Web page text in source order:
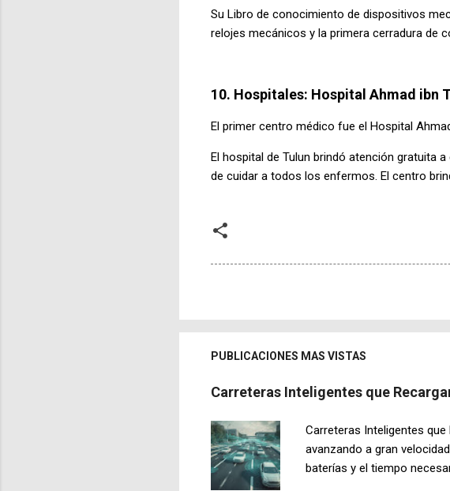
Su Libro de conocimiento de dispositivos
relojes mecánicos y la primera cerradura de
10. Hospitales: Hospital Ahmad ibn
El primer centro médico fue el Hospital
El hospital de Tulun brindó atención gratuita
de cuidar a todos los enfermos. El centro
PUBLICACIONES MAS VISTAS
Carreteras Inteligentes que
Carreteras Inteligentes
avanzando a gran
baterías y el tiempo